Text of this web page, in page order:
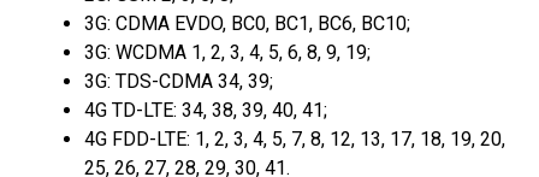
3G: CDMA EVDO, BC0, BC1, BC6, BC10;
3G: WCDMA 1, 2, 3, 4, 5, 6, 8, 9, 19;
3G: TDS-CDMA 34, 39;
4G TD-LTE: 34, 38, 39, 40, 41;
4G FDD-LTE: 1, 2, 3, 4, 5, 7, 8, 12, 13, 17, 18, 19, 20,
25, 26, 27, 28, 29, 30, 41.